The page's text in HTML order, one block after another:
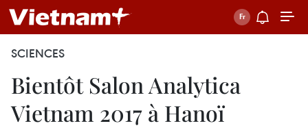
SCIENCES
Bientôt Salon Analytica
Vietnam 2017 à Hanoï